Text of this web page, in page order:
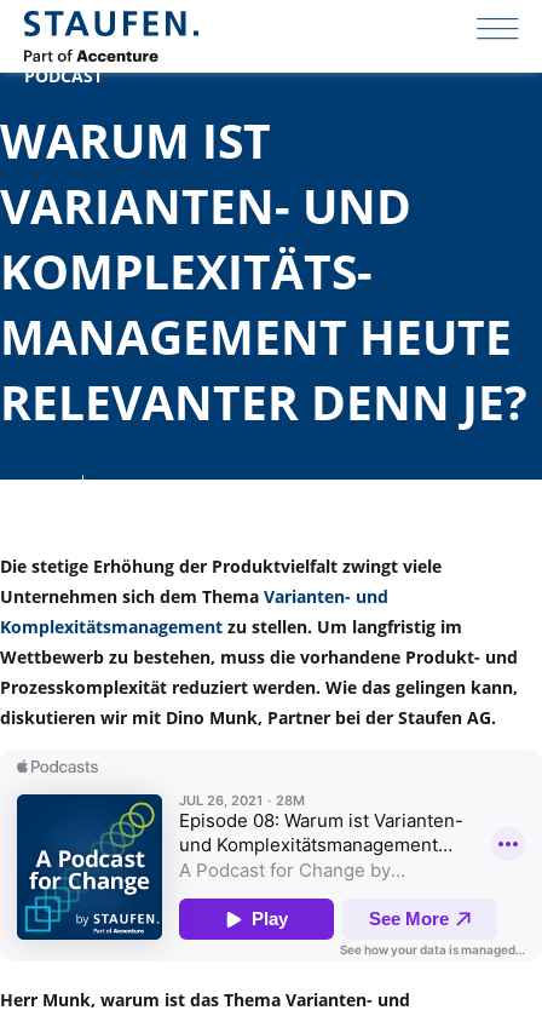
PODCAST
WARUM IST
VARIANTEN- UND
KOMPLEXITÄTS­
MANAGEMENT HEUTE
RELEVANTER DENN JE?
Juli 29, 2021 Operational Excellence
Die stetige Erhöhung der Produktvielfalt zwingt viele
Unternehmen sich dem Thema Varianten- und
Komplexitätsmanagement zu stellen. Um langfristig im
Wettbewerb zu bestehen, muss die vorhandene Produkt- und
Prozesskomplexität reduziert werden. Wie das gelingen kann,
diskutieren wir mit Dino Munk, Partner bei der Staufen AG.
Herr Munk, warum ist das Thema Varianten- und